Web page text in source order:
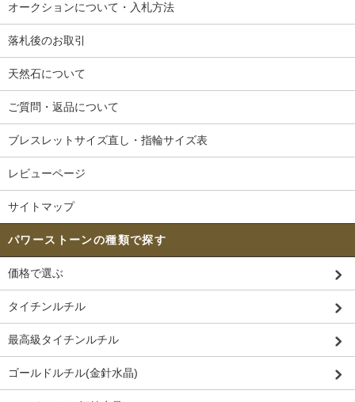
オークションについて・入札方法
落札後のお取引
天然石について
ご質問・返品について
ブレスレットサイズ直し・指輪サイズ表
レビューページ
サイトマップ
パワーストーンの種類で探す
価格で選ぶ
タイチンルチル
最高級タイチンルチル
ゴールドルチル(金針水晶)